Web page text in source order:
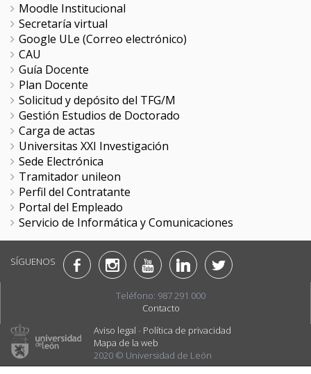
Moodle Institucional
Secretaría virtual
Google ULe (Correo electrónico)
CAU
Guía Docente
Plan Docente
Solicitud y depósito del TFG/M
Gestión Estudios de Doctorado
Carga de actas
Universitas XXI Investigación
Sede Electrónica
Tramitador unileon
Perfil del Contratante
Portal del Empleado
Servicio de Informática y Comunicaciones
SÍGUENOS
Teléfono: 987 291 000
Contacto
Aviso legal - Política de privacidad
Mapa de la web
2020 © Universidad de León